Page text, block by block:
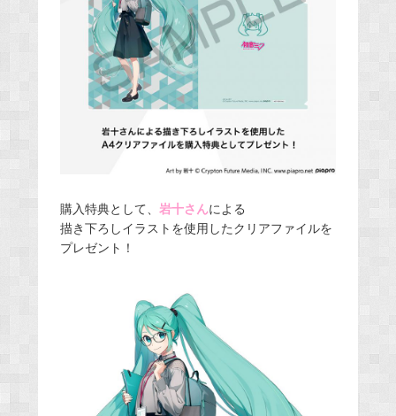
購入特典として、 岩十さんによる
描き下ろしイラストを使用したクリアファイルを
プレゼント！